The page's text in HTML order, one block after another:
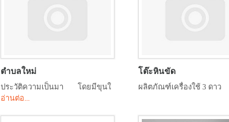
ตำบลใหม่
ประวัติความเป็นมา โดยมีขุนใ
อ่านต่อ...
โต๊ะหินขัด
ผลิตภัณฑ์เครื่องใช้ 3 ดาว